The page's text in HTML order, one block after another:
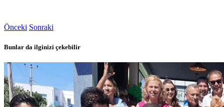
Önceki Sonraki
Bunlar da ilginizi çekebilir